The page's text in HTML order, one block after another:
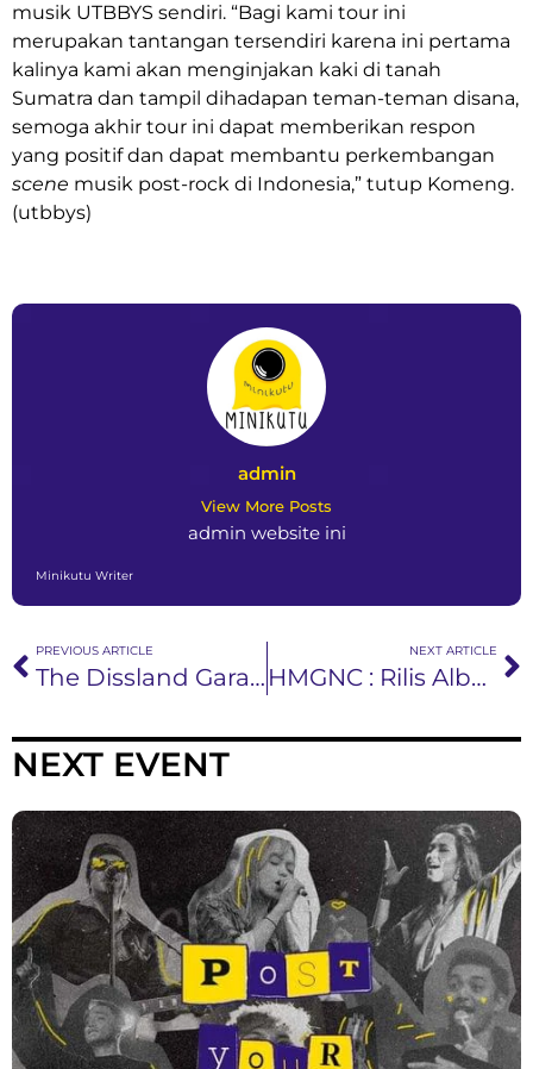
musik UTBBYS sendiri. “Bagi kami tour ini
merupakan tantangan tersendiri karena ini pertama
kalinya kami akan menginjakan kaki di tanah
Sumatra dan tampil dihadapan teman-teman disana,
semoga akhir tour ini dapat memberikan respon
yang positif dan dapat membantu perkembangan
scene musik post-rock di Indonesia,” tutup Komeng.
(utbbys)
admin
View More Posts
admin website ini
Minikutu Writer
PREVIOUS ARTICLE
The Dissland Garap Video Klip Single Terbaru
NEXT ARTICLE
HMGNC : Rilis Album Remix “Memories That Last A Dream”
NEXT EVENT